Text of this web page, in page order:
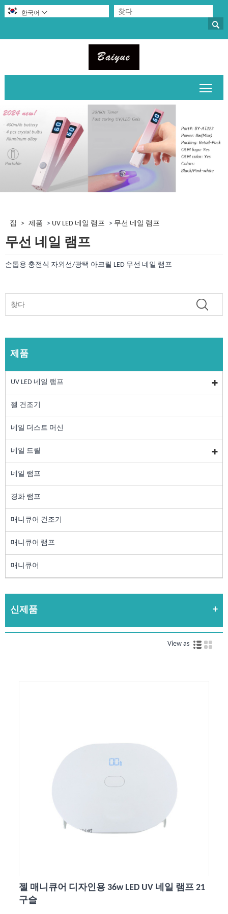

한국어 
집 > 제품 > UV LED 네일 램프 > 무선 네일 램프
무선 네일 램프
손톱용 충전식 자외선/광택 아크릴 LED 무선 네일 램프
제품
UV LED 네일 램프
젤 건조기
네일 더스트 머신
네일 드릴
네일 램프
경화 램프
매니큐어 건조기
매니큐어 램프
매니큐어
신제품
View as
젤 매니큐어 디자인용 36w LED UV 네일 램프 21
구슬